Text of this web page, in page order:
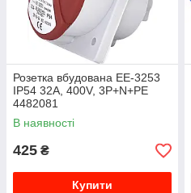
Розетка вбудована EE-3253
IP54 32A, 400V, 3P+N+PE
4482081
В наявності
425 ₴
Купити